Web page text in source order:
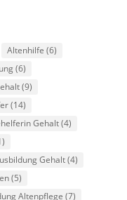
Altenhilfe (6)
(6)
(9)
(14)
Gehalt(4)
Gehalt(4)
(5)
Altenpflege (7)